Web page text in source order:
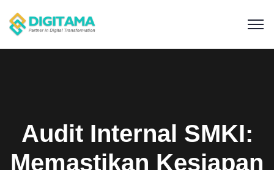
Audit Internal SMKI:
Memastikan Kesiapan